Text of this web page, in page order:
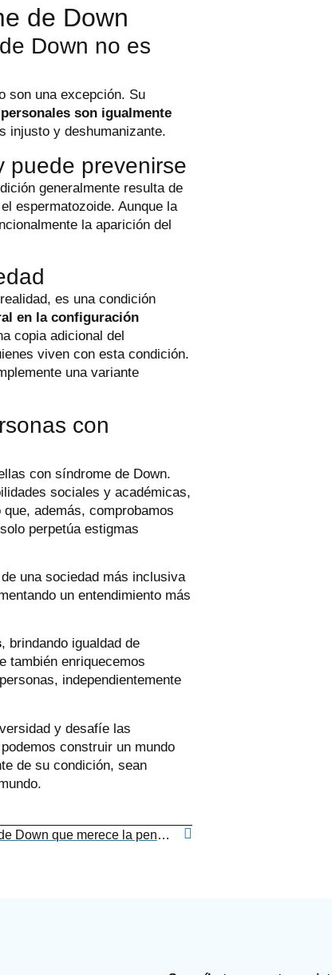
de Down
Down no es
son una excepción. Su
son igualmente
injusto y deshumanizante.
puede prevenirse
generalmente resulta de
espermatozoide. Aunque la
la aparición del
es una condición
en la configuración
copia adicional del
viven con esta condición.
una variante
con
con síndrome de Down.
sociales y académicas,
que, además, comprobamos
perpetúa estigmas
una sociedad más inclusiva
un entendimiento más
, brindando igualdad de
también enriquecemos
independientemente
y desafíe las
construir un mundo
de su condición, sean
Libros sobre síndrome de Down que merece la pena leer